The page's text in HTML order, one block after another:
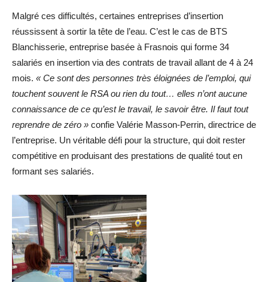
Malgré ces difficultés, certaines entreprises d’insertion
réussissent à sortir la tête de l’eau. C’est le cas de BTS
Blanchisserie, entreprise basée à Frasnois qui forme 34
salariés en insertion via des contrats de travail allant de 4 à 24
mois. « Ce sont des personnes très éloignées de l’emploi, qui
touchent souvent le RSA ou rien du tout… elles n’ont aucune
connaissance de ce qu’est le travail, le savoir être. Il faut tout
reprendre de zéro » confie Valérie Masson-Perrin, directrice de
l’entreprise. Un véritable défi pour la structure, qui doit rester
compétitive en produisant des prestations de qualité tout en
formant ses salariés.